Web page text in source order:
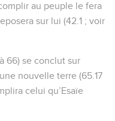
au peuple le fera
sur lui (42.1 ; voir
66) se conclut sur
nouvelle terre (65.17
celui qu’Esaïe